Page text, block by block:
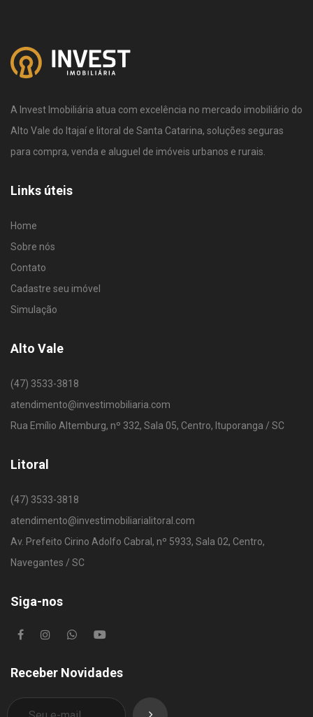
A Invest Imobiliária atua com excelência no mercado imobiliário do
Alto Vale do Itajaí e litoral de Santa Catarina, soluções seguras
para compra, venda e aluguel de imóveis urbanos e rurais.
Links úteis
Home
Sobre nós
Contato
Cadastre seu imóvel
Simulação
Alto Vale
(47) 3533-3818
atendimento@investimobiliaria.com
Rua Emílio Altemburg, nº 332, Sala 05, Centro, Ituporanga / SC
Litoral
(47) 3533-3818
atendimento@investimobiliarialitoral.com
Av. Prefeito Cirino Adolfo Cabral, nº 5933, Sala 02, Centro,
Navegantes / SC
Siga-nos
Receber Novidades